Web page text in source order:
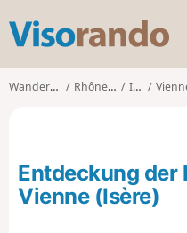
s
o
o
Wanderungen Rhône-Alpes Isère Vienne
Entdeckung
Vienne (Isère)